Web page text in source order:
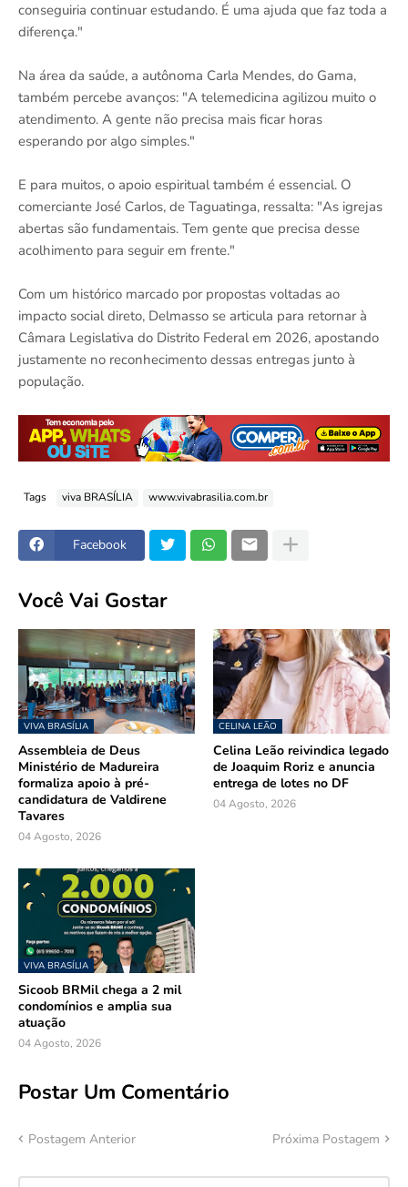
conseguiria continuar estudando. É uma ajuda que faz toda a
diferença."
Na área da saúde, a autônoma Carla Mendes, do Gama,
também percebe avanços: "A telemedicina agilizou muito o
atendimento. A gente não precisa mais ficar horas
esperando por algo simples."
E para muitos, o apoio espiritual também é essencial. O
comerciante José Carlos, de Taguatinga, ressalta: "As igrejas
abertas são fundamentais. Tem gente que precisa desse
acolhimento para seguir em frente."
Com um histórico marcado por propostas voltadas ao
impacto social direto, Delmasso se articula para retornar à
Câmara Legislativa do Distrito Federal em 2026, apostando
justamente no reconhecimento dessas entregas junto à
população.
Tags viva BRASÍLIA www.vivabrasilia.com.br
Facebook
Você Vai Gostar
VIVA BRASÍLIA
Assembleia de Deus
Ministério de Madureira
formaliza apoio à pré-
candidatura de Valdirene
Tavares
04 Agosto, 2026
CELINA LEÃO
Celina Leão reivindica legado
de Joaquim Roriz e anuncia
entrega de lotes no DF
04 Agosto, 2026
VIVA BRASÍLIA
Sicoob BRMil chega a 2 mil
condomínios e amplia sua
atuação
04 Agosto, 2026
Postar Um Comentário
Postagem Anterior Próxima Postagem